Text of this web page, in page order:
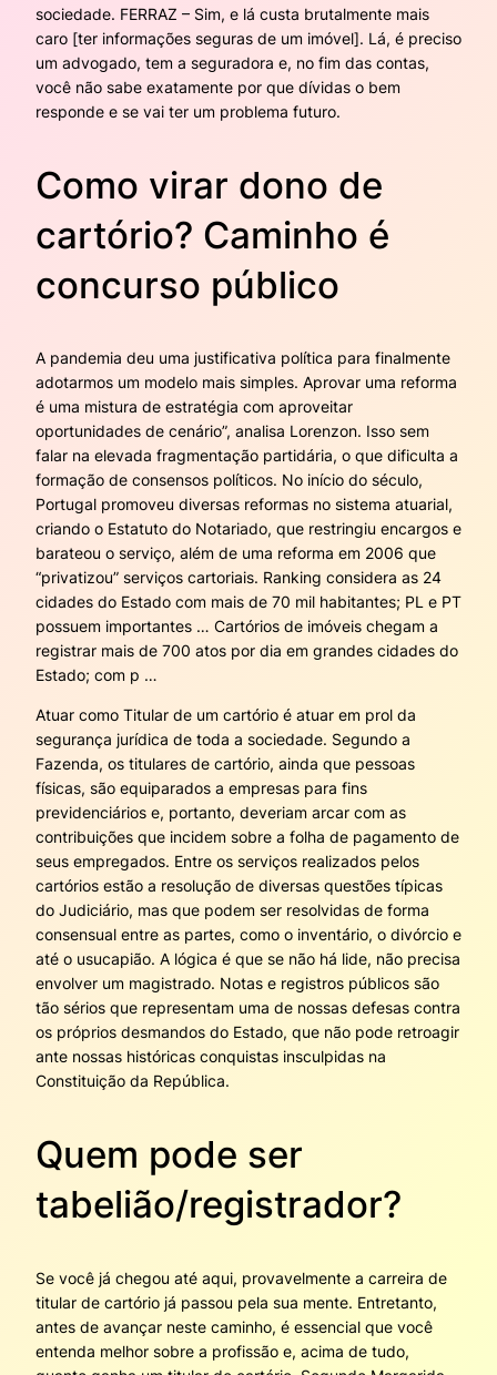
sociedade. FERRAZ – Sim, e lá custa brutalmente mais
caro [ter informações seguras de um imóvel]. Lá, é preciso
um advogado, tem a seguradora e, no fim das contas,
você não sabe exatamente por que dívidas o bem
responde e se vai ter um problema futuro.
Como virar dono de
cartório? Caminho é
concurso público
A pandemia deu uma justificativa política para finalmente
adotarmos um modelo mais simples. Aprovar uma reforma
é uma mistura de estratégia com aproveitar
oportunidades de cenário”, analisa Lorenzon. Isso sem
falar na elevada fragmentação partidária, o que dificulta a
formação de consensos políticos. No início do século,
Portugal promoveu diversas reformas no sistema atuarial,
criando o Estatuto do Notariado, que restringiu encargos e
barateou o serviço, além de uma reforma em 2006 que
“privatizou” serviços cartoriais. Ranking considera as 24
cidades do Estado com mais de 70 mil habitantes; PL e PT
possuem importantes … Cartórios de imóveis chegam a
registrar mais de 700 atos por dia em grandes cidades do
Estado; com p …
Atuar como Titular de um cartório é atuar em prol da
segurança jurídica de toda a sociedade. Segundo a
Fazenda, os titulares de cartório, ainda que pessoas
físicas, são equiparados a empresas para fins
previdenciários e, portanto, deveriam arcar com as
contribuições que incidem sobre a folha de pagamento de
seus empregados. Entre os serviços realizados pelos
cartórios estão a resolução de diversas questões típicas
do Judiciário, mas que podem ser resolvidas de forma
consensual entre as partes, como o inventário, o divórcio e
até o usucapião. A lógica é que se não há lide, não precisa
envolver um magistrado. Notas e registros públicos são
tão sérios que representam uma de nossas defesas contra
os próprios desmandos do Estado, que não pode retroagir
ante nossas históricas conquistas insculpidas na
Constituição da República.
Quem pode ser
tabelião/registrador?
Se você já chegou até aqui, provavelmente a carreira de
titular de cartório já passou pela sua mente. Entretanto,
antes de avançar neste caminho, é essencial que você
entenda melhor sobre a profissão e, acima de tudo,